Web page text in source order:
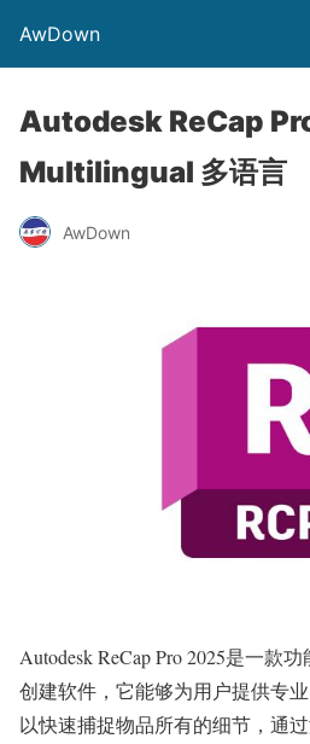
AwDown
Autodesk ReCap
Multilingual 多语言
AwDown
Autodesk ReCap Pro 2025是一款
创建软件，它能够为用户提供专
以快速捕捉物品所有的细节，通